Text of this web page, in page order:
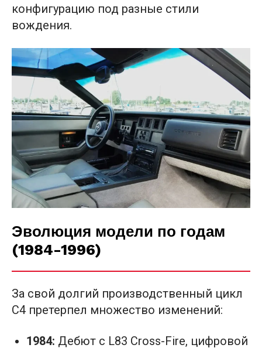
конфигурацию под разные стили
вождения.
Эволюция модели по годам
(1984-1996)
За свой долгий производственный цикл
C4 претерпел множество изменений:
1984: Дебют с L83 Cross-Fire, цифровой